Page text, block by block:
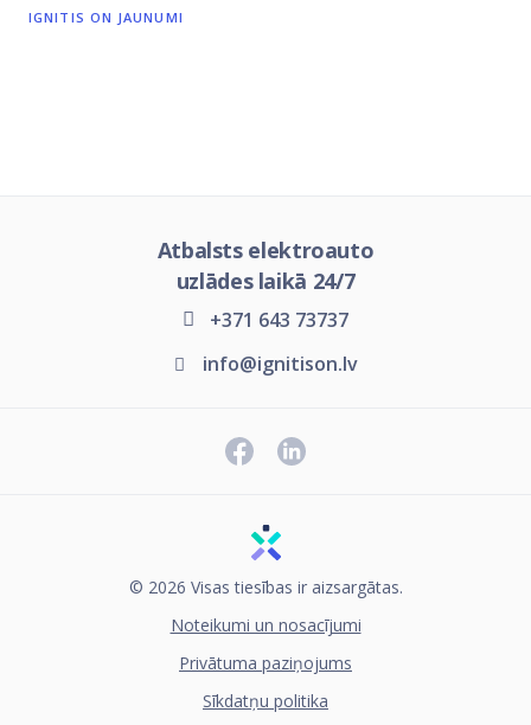
IGNITIS ON JAUNUMI
Atbalsts elektroauto
uzlādes laikā 24/7
+371 643 73737
info@ignitison.lv
© 2026 Visas tiesības ir aizsargātas.
Noteikumi un nosacījumi
Privātuma paziņojums
Sīkdatņu politika